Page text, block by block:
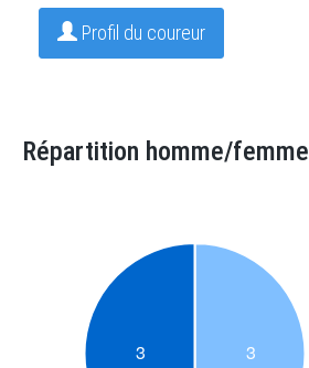
Profil du coureur
Répartition homme/femme